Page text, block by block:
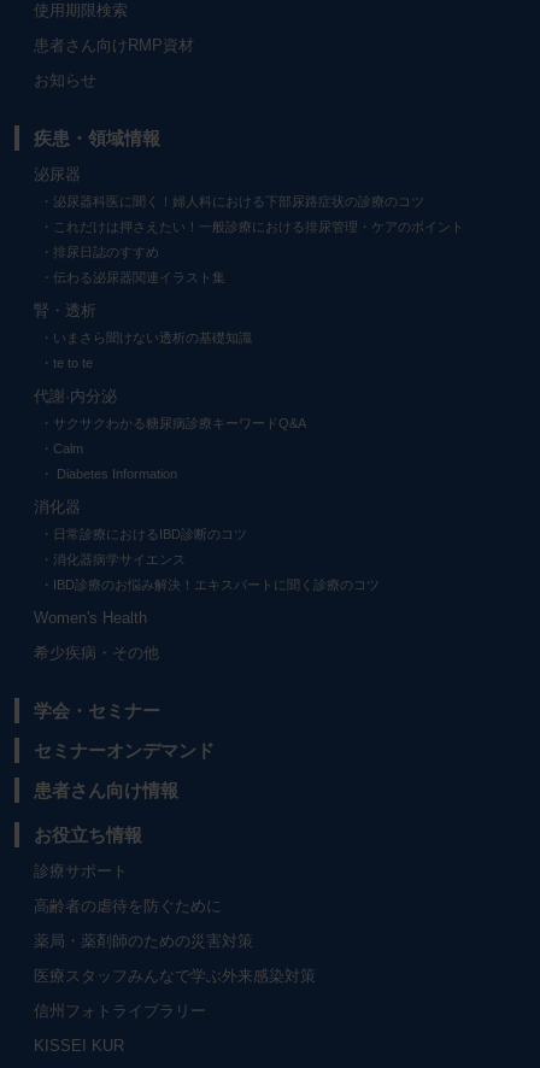
使用期限検索
患者さん向けRMP資材
お知らせ
疾患・領域情報
泌尿器
泌尿器科医に聞く！婦人科における下部尿路症状の診療のコツ
これだけは押さえたい！一般診療における排尿管理・ケアのポイント
排尿日誌のすすめ
伝わる泌尿器関連イラスト集
腎・透析
いまさら聞けない透析の基礎知識
te to te
代謝·内分泌
サクサクわかる糖尿病診療キーワードQ&A
Calm
Diabetes Information
消化器
日常診療におけるIBD診断のコツ
消化器病学サイエンス
IBD診療のお悩み解決！エキスパートに聞く診療のコツ
Women's Health
希少疾病・その他
学会・セミナー
セミナーオンデマンド
患者さん向け情報
お役立ち情報
診療サポート
高齢者の虐待を防ぐために
薬局・薬剤師のための災害対策
医療スタッフみんなで学ぶ外来感染対策
信州フォトライブラリー
KISSEI KUR